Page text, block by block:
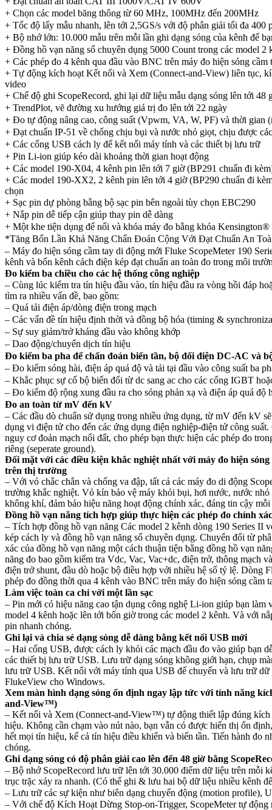
+ Chọn các model băng thông từ 60 MHz, 100MHz đến 200MHz
+ Tốc độ lấy mẫu nhanh, lên tới 2,5GS/s với độ phân giải tối đa 400
+ Bộ nhớ lớn: 10.000 mẫu trên mỗi lần ghi dạng sóng của kênh để
+ Đồng hồ vạn năng số chuyên dụng 5000 Count trong các model 2
+ Các phép đo 4 kênh qua đầu vào BNC trên máy đo hiện sóng cầm
+ Tự động kích hoạt Kết nối và Xem (Connect-and-View) liên tục,
video
+ Chế độ ghi ScopeRecord, ghi lại dữ liệu mẫu dạng sóng lên tới 48
+ TrendPlot, vẽ đường xu hướng giá trị đo lên tới 22 ngày
+ Đo tự động nâng cao, công suất (Vpwm, VA, W, PF) và thời gian
+ Đạt chuẩn IP-51 về chống chịu bụi và nước nhỏ giọt, chịu được
+ Các cổng USB cách ly để kết nối máy tính và các thiết bị lưu trữ
+ Pin Li-ion giúp kéo dài khoảng thời gian hoạt động
+ Các model 190-X04, 4 kênh pin lên tới 7 giờ (BP291 chuẩn đi
+ Các model 190-XX2, 2 kênh pin lên tới 4 giờ (BP290 chuẩn đi
chọn
+ Sạc pin dự phòng bằng bộ sạc pin bên ngoài tùy chọn EBC290
+ Nắp pin dễ tiếp cận giúp thay pin dễ dàng
+ Một khe tiện dụng để nối và khóa máy đo bằng khóa
*Tăng Bốn Lần Khả Năng Chẩn Đoán Cộng Với Đạt Chuẩn An
– Máy đo hiện sóng cầm tay di động mới Fluke ScopeMeter 190
kênh và bốn kênh cách điện kép đạt chuẩn an toàn đo trong môi
Đo kiểm ba chiều cho các hệ thống công nghiệp
– Cùng lúc kiểm tra tín hiệu đầu vào, tín hiệu đầu ra vòng hồi đáp
tìm ra nhiều vấn đề, bao gồm:
– Quá tải điện áp/dòng điện trong mạch
– Các vấn đề tín hiệu định thời và đồng bộ hóa (timing &
– Sự suy giảm/trở kháng đầu vào không khớp
– Dao động/chuyển dịch tín hiệu
Đo kiểm ba pha để chẩn đoán biến tần, bộ đổi điện DC-AC và
– Đo kiểm sóng hài, điện áp quá độ và tải tại đầu vào công suất ba
– Khắc phục sự cố bộ biến đổi từ dc sang ac cho các cổng IGBT
– Đo kiểm độ rộng xung đầu ra cho sóng phản xạ và điện áp quá độ
Đo an toàn từ mV đến kV
– Các đầu dò chuẩn sử dụng trong nhiều ứng dụng, từ mV đến kV
dụng vi điện tử cho đến các ứng dụng điện nghiệp-điện tử công
nguy cơ đoản mạch nối đất, cho phép bạn thực hiện các phép đo
riêng (seperate ground).
Đối mặt với các điều kiện khắc nghiệt nhất với máy đo hiện
trên thị trường
– Với vỏ chắc chắn và chống va đập, tất cả các máy đo di động
trường khắc nghiệt. Vỏ kín bảo vệ máy khỏi bụi, hơi nước, nước
không khí, đảm bảo hiệu năng hoạt động chính xác, đáng tin cậy mỗi
Đồng hồ vạn năng tích hợp giúp thực hiện các phép đo chính
– Tích hợp đồng hồ vạn năng Các model 2 kênh dòng 190 Series II
kép cách ly và đồng hồ vạn năng số chuyên dụng. Chuyển đổi từ
xác của đồng hồ vạn năng một cách thuận tiện bằng đồng hồ vạn
năng đo bao gồm kiểm tra Vdc, Vac, Vac+dc, điện trở, thông mạch
điện trở shunt, đầu dò hoặc bộ điều hợp với nhiều hệ số tỷ lệ. Dòng
phép đo đồng thời qua 4 kênh vào BNC trên máy đo hiện sóng cầm
Làm việc toàn ca chỉ với một lần sạc
– Pin mới có hiệu năng cao tận dụng công nghệ Li-ion giúp bạn làm
model 4 kênh hoặc lên tới bốn giờ trong các model 2 kênh. Và với
pin nhanh chóng.
Ghi lại và chia sẻ dạng sóng dễ dàng bằng kết nối USB mới
– Hai cổng USB, được cách ly khỏi các mạch đầu đo vào giúp bạn
các thiết bị lưu trữ USB. Lưu trữ dạng sóng không giới hạn, chụp
lưu trữ USB. Kết nối với máy tính qua USB để chuyển và lưu trữ dữ
FlukeView cho Windows.
Xem màn hình dạng sóng ổn định ngay lập tức với tính năng
and-View™)
– Kết nối và Xem (Connect-and-View™) tự động thiết lập đúng kích
hiệu. Không cần chạm vào nút nào, bạn vẫn có được hiển thị ổn
hết mọi tín hiệu, kể cả tín hiệu điều khiển và biến tần. Tiến hành đo
chóng.
Ghi dạng sóng có độ phân giải cao lên đến 48 giờ bằng
– Bộ nhớ ScopeRecord lưu trữ lên tới 30.000 điểm dữ liệu trên mỗi
trục trặc xảy ra nhanh. (Có thể ghi & lưu hai bộ dữ liệu nhiều kênh
– Lưu trữ các sự kiện như biên dạng chuyển động (motion profile),
– Với chế độ Kích Hoạt Dừng Stop-on-Trigger, ScopeMeter tự